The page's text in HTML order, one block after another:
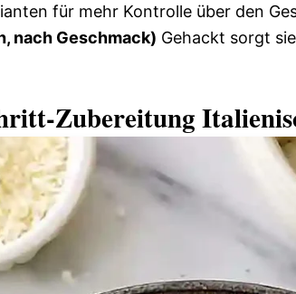
für mehr Kontrolle über den
nach Geschmack) Gehackt sorgt
Zubereitung